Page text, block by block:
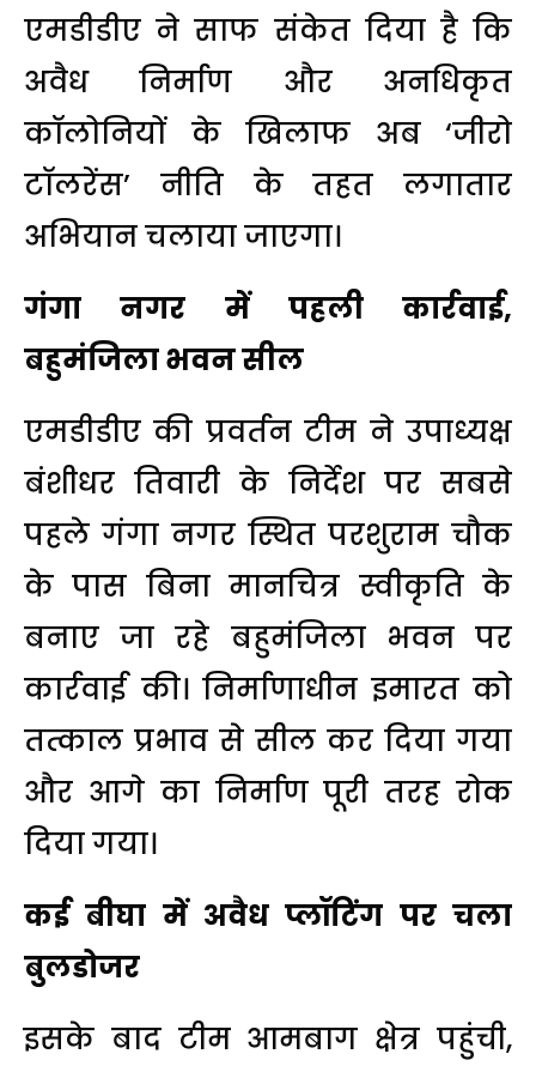
एमडीडीए ने साफ संकेत दिया है कि
अवैध निर्माण और अनधिकृत
कॉलोनियों के खिलाफ अब ‘जीरो
टॉलरेंस’ नीति के तहत लगातार
अभियान चलाया जाएगा।
गंगा नगर में पहली कार्रवाई,
बहुमंजिला भवन सील
एमडीडीए की प्रवर्तन टीम ने उपाध्यक्ष
बंशीधर तिवारी के निर्देश पर सबसे
पहले गंगा नगर स्थित परशुराम चौक
के पास बिना मानचित्र स्वीकृति के
बनाए जा रहे बहुमंजिला भवन पर
कार्रवाई की। निर्माणाधीन इमारत को
तत्काल प्रभाव से सील कर दिया गया
और आगे का निर्माण पूरी तरह रोक
दिया गया।
कई बीघा में अवैध प्लॉटिंग पर चला
बुलडोजर
इसके बाद टीम आमबाग क्षेत्र पहुंची,